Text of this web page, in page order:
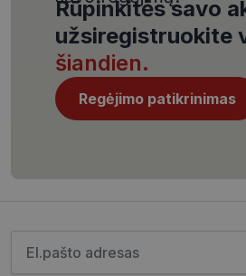
Rūpinkitės savo
užsiregistruokite
šiandien.
Regėjimo patikrinimas
CookieScriptConsent